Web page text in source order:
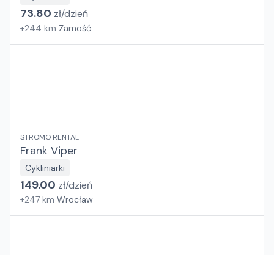
73.80 zł/dzień
+244 km Zamość
STROMO RENTAL
Frank Viper
Cykliniarki
149.00 zł/dzień
+247 km Wrocław